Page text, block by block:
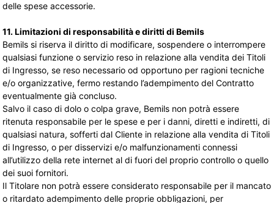
delle spese accessorie.
11. Limitazioni di responsabilità e diritti di Bemils
Bemils si riserva il diritto di modificare, sospendere o interrompere
qualsiasi funzione o servizio reso in relazione alla vendita dei Titoli
di Ingresso, se reso necessario od opportuno per ragioni tecniche
e/o organizzative, fermo restando l’adempimento del Contratto
eventualmente già concluso.
Salvo il caso di dolo o colpa grave, Bemils non potrà essere
ritenuta responsabile per le spese e per i danni, diretti e indiretti, di
qualsiasi natura, sofferti dal Cliente in relazione alla vendita di Titoli
di Ingresso, o per disservizi e/o malfunzionamenti connessi
all’utilizzo della rete internet al di fuori del proprio controllo o quello
dei suoi fornitori.
Il Titolare non potrà essere considerato responsabile per il mancato
o ritardato adempimento delle proprie obbligazioni, per